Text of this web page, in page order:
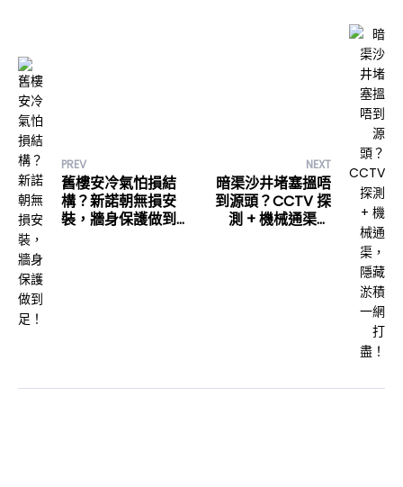
PREV
舊樓安冷氣怕損結
構？新諾朝無損安
裝，牆身保護做到
NEXT
暗渠沙井堵塞搵唔
到源頭？CCTV 探
測 + 機械通渠，